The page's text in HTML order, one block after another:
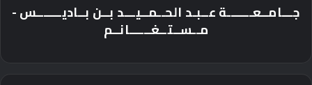
جـــامــعـــــــة عــبـد الحــمــيـــد بــن بــاديـــــــس -
مــســتــغــــــانــم